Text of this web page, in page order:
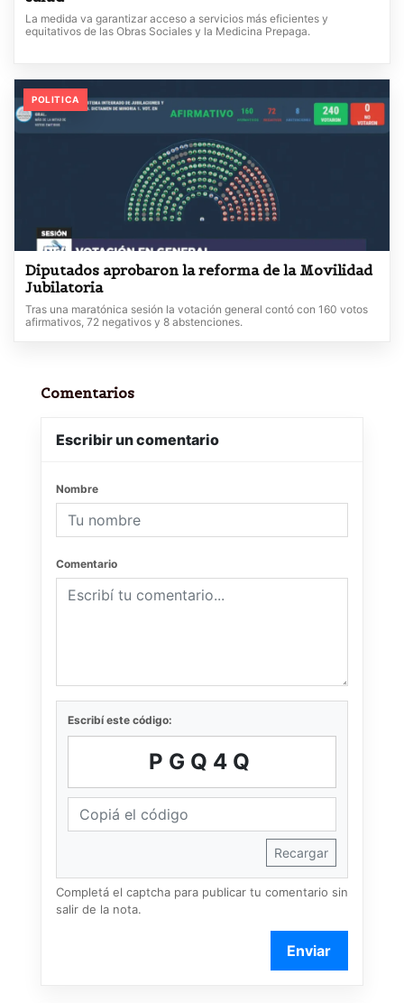
La medida va garantizar acceso a servicios más eficientes y
equitativos de las Obras Sociales y la Medicina Prepaga.
POLITICA
Diputados aprobaron la reforma de la Movilidad
Jubilatoria
Tras una maratónica sesión la votación general contó con 160 votos
afirmativos, 72 negativos y 8 abstenciones.
Comentarios
Escribir un comentario
Nombre
Comentario
Escribí este código:
PGQ4Q
Recargar
Completá el captcha para publicar tu comentario sin
salir de la nota.
Enviar